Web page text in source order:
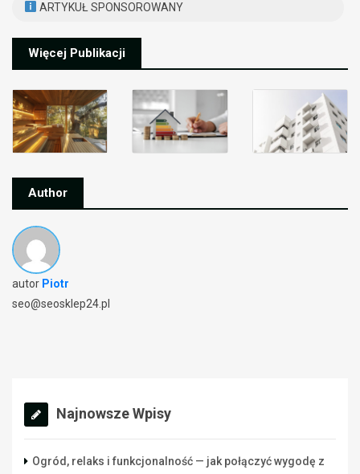
ARTYKUŁ SPONSOROWANY
Więcej Publikacji
Author
autor Piotr
seo@seosklep24.pl
Najnowsze Wpisy
Ogród, relaks i funkcjonalność — jak połączyć wygodę z